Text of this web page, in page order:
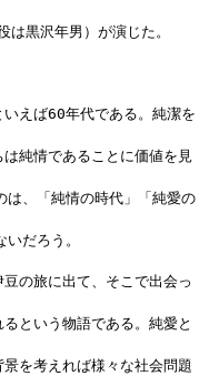
黒沢年男）が演じた。
えば60年代である。純潔を
純情であることに価値を見
は、「純情の時代」「純愛の
だろう。
の旅に出て、そこで出会っ
という物語である。純愛と
を考えれば様々な社会問題